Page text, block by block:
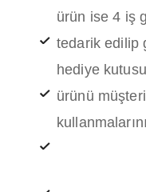
ürün ise 4 iş
tedarik edilip
hediye
ürünü